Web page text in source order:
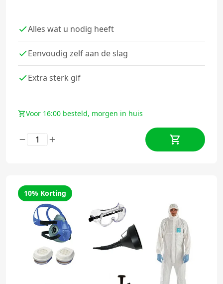
Alles wat u nodig heeft
Eenvoudig zelf aan de slag
Extra sterk gif
Voor 16:00 besteld, morgen in huis
10% Korting